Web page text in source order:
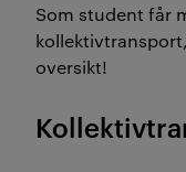
Som student får
oversikt!